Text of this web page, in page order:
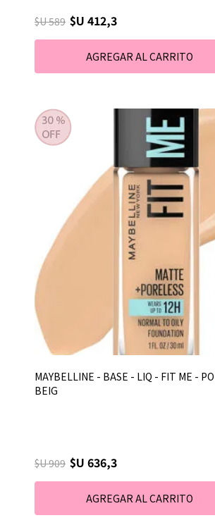
$U 589 $U 412,3
MAYBELLINE - BASE - LIQ - FIT ME -
BEIG
$U 909 $U 636,3